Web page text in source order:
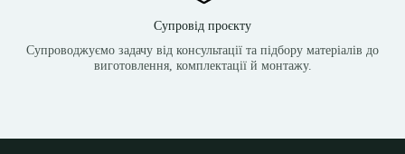
Супровід проєкту
Супроводжуємо задачу від консультації та підбору матеріалів до
виготовлення, комплектації й монтажу.